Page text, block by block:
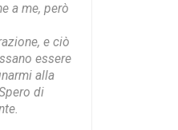
a me, però
e ciò
essere
alla
di